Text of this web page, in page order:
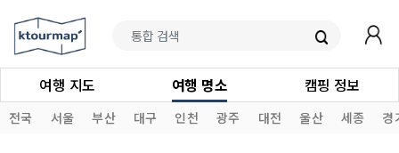
여행 지도 여행 명소 캠핑 정보
전국 서울 부산 대구 인천 광주 대전 울산 세종 경